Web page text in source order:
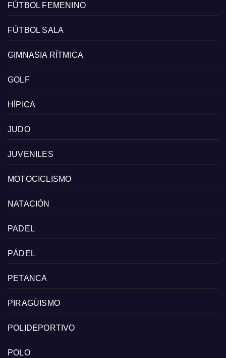
FÚTBOL FEMENINO
FÚTBOL SALA
GIMNASIA RÍTMICA
GOLF
HÍPICA
JUDO
JUVENILES
MOTOCICLISMO
NATACIÓN
PADEL
PÁDEL
PETANCA
PIRAGÜISMO
POLIDEPORTIVO
POLO